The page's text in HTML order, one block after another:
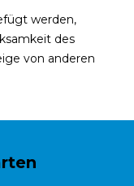
werden,
des
von anderen